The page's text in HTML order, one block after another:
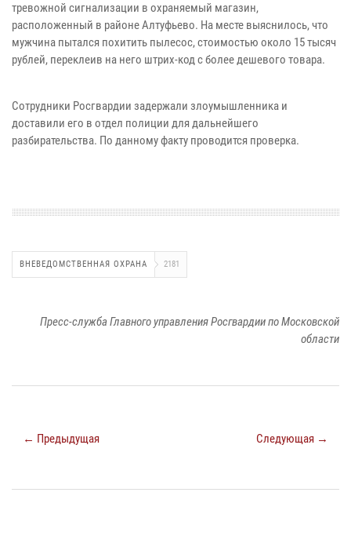
тревожной сигнализации в охраняемый магазин,
расположенный в районе Алтуфьево. На месте выяснилось, что
мужчина пытался похитить пылесос, стоимостью около 15 тысяч
рублей, переклеив на него штрих-код с более дешевого товара.
Сотрудники Росгвардии задержали злоумышленника и
доставили его в отдел полиции для дальнейшего
разбирательства. По данному факту проводится проверка.
ВНЕВЕДОМСТВЕННАЯ ОХРАНА 2181
Пресс-служба Главного управления Росгвардии по Московской
области
← Предыдущая Следующая →